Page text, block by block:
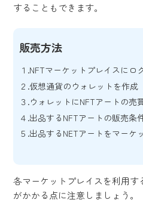
することもできます。
販売方法
NFTマーケットプレイスにロ
仮想通貨のウォレットを作成
ウォレットにNFTアートの売
出品するNFTアートの販売条
出品するNETアートをマーケ
各マーケットプレイスを利用す
がかかる点に注意しましょう。